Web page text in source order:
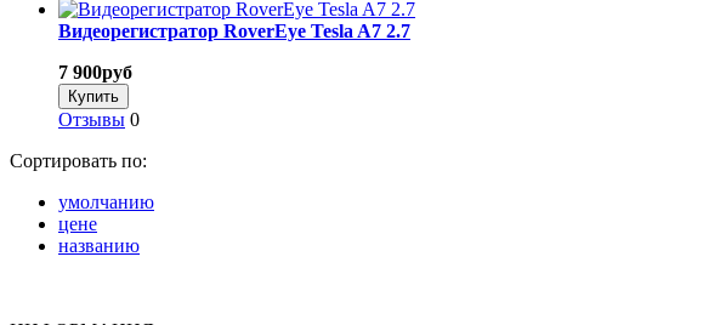
Видеорегистратор RoverEye Tesla A7 2.7
7 900руб
Отзывы 0
Сортировать по:
умолчанию
цене
названию